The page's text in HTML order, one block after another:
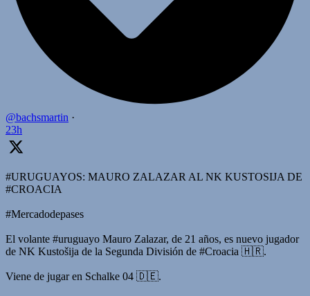
@bachsmartin ·
23h
#URUGUAYOS: MAURO ZALAZAR AL NK KUSTOSIJA DE
#CROACIA
#Mercadodepases
El volante #uruguayo Mauro Zalazar, de 21 años, es nuevo jugador
de NK Kustošija de la Segunda División de #Croacia 🇭🇷.
Viene de jugar en Schalke 04 🇩🇪.